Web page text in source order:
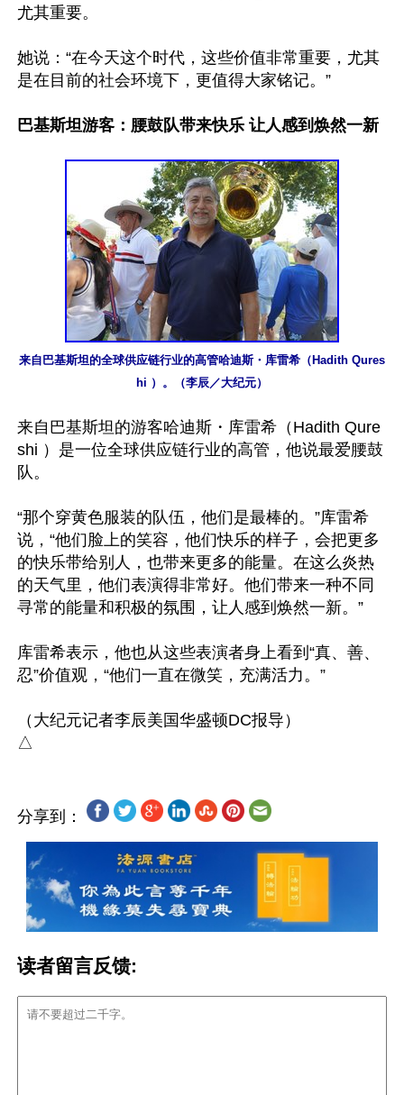
尤其重要。
她说：“在今天这个时代，这些价值非常重要，尤其
是在目前的社会环境下，更值得大家铭记。”
巴基斯坦游客：腰鼓队带来快乐 让人感到焕然一新
来自巴基斯坦的全球供应链行业的高管哈迪斯・库雷希（Hadith Qures
hi ）。（李辰／大纪元）
来自巴基斯坦的游客哈迪斯・库雷希（Hadith Qure
shi ）是一位全球供应链行业的高管，他说最爱腰鼓
队。
“那个穿黄色服装的队伍，他们是最棒的。”库雷希
说，“他们脸上的笑容，他们快乐的样子，会把更多
的快乐带给别人，也带来更多的能量。在这么炎热
的天气里，他们表演得非常好。他们带来一种不同
寻常的能量和积极的氛围，让人感到焕然一新。”
库雷希表示，他也从这些表演者身上看到“真、善、
忍”价值观，“他们一直在微笑，充满活力。”
（大纪元记者李辰美国华盛顿DC报导）
分享到：
读者留言反馈: